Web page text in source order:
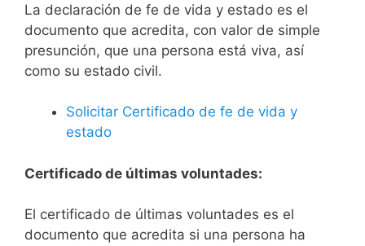
La declaración de fe de vida y estado es el
documento que acredita, con valor de simple
presunción, que una persona está viva, así
como su estado civil.
Solicitar Certificado de fe de vida y
estado
Certificado de últimas voluntades:
El certificado de últimas voluntades es el
documento que acredita si una persona ha